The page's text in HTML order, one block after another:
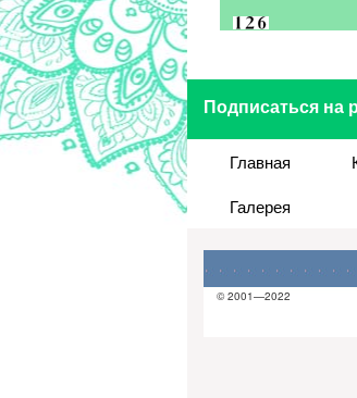
Подписаться на
Главная
Галерея
© 2001—2022